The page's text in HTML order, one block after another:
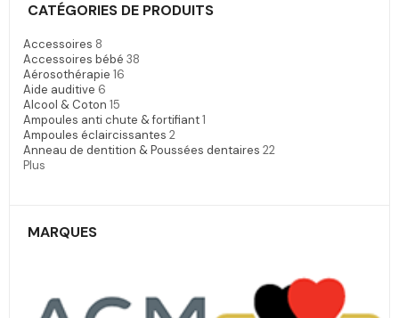
CATÉGORIES DE PRODUITS
Accessoires 8
Accessoires bébé 38
Aérosothérapie 16
Aide auditive 6
Alcool & Coton 15
Ampoules anti chute & fortifiant1
Ampoules éclaircissantes 2
Anneau de dentition & Poussées dentaires 22
Plus
MARQUES